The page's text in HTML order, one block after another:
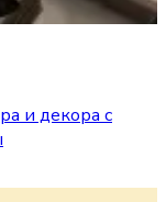
и декора с